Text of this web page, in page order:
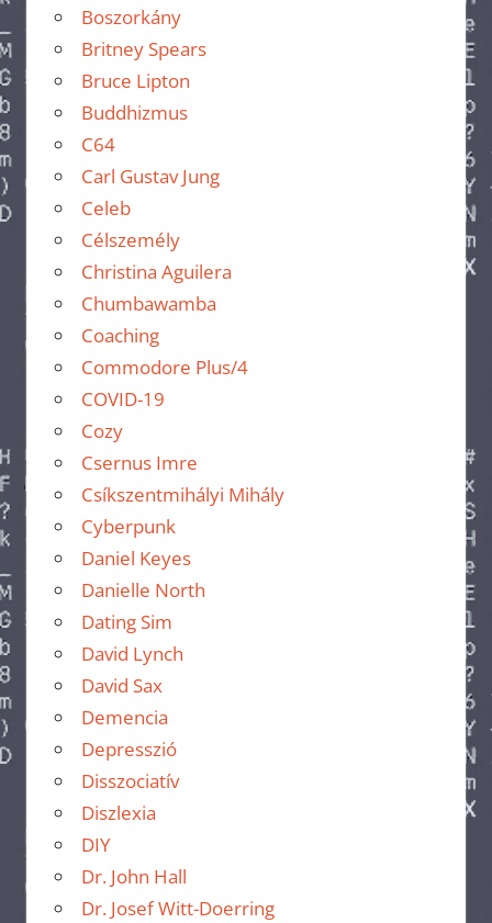
Boszorkány
Britney Spears
Bruce Lipton
Buddhizmus
C64
Carl Gustav Jung
Celeb
Célszemély
Christina Aguilera
Chumbawamba
Coaching
Commodore Plus/4
COVID-19
Cozy
Csernus Imre
Csíkszentmihályi Mihály
Cyberpunk
Daniel Keyes
Danielle North
Dating Sim
David Lynch
David Sax
Demencia
Depresszió
Disszociatív
Diszlexia
DIY
Dr. John Hall
Dr. Josef Witt-Doerring